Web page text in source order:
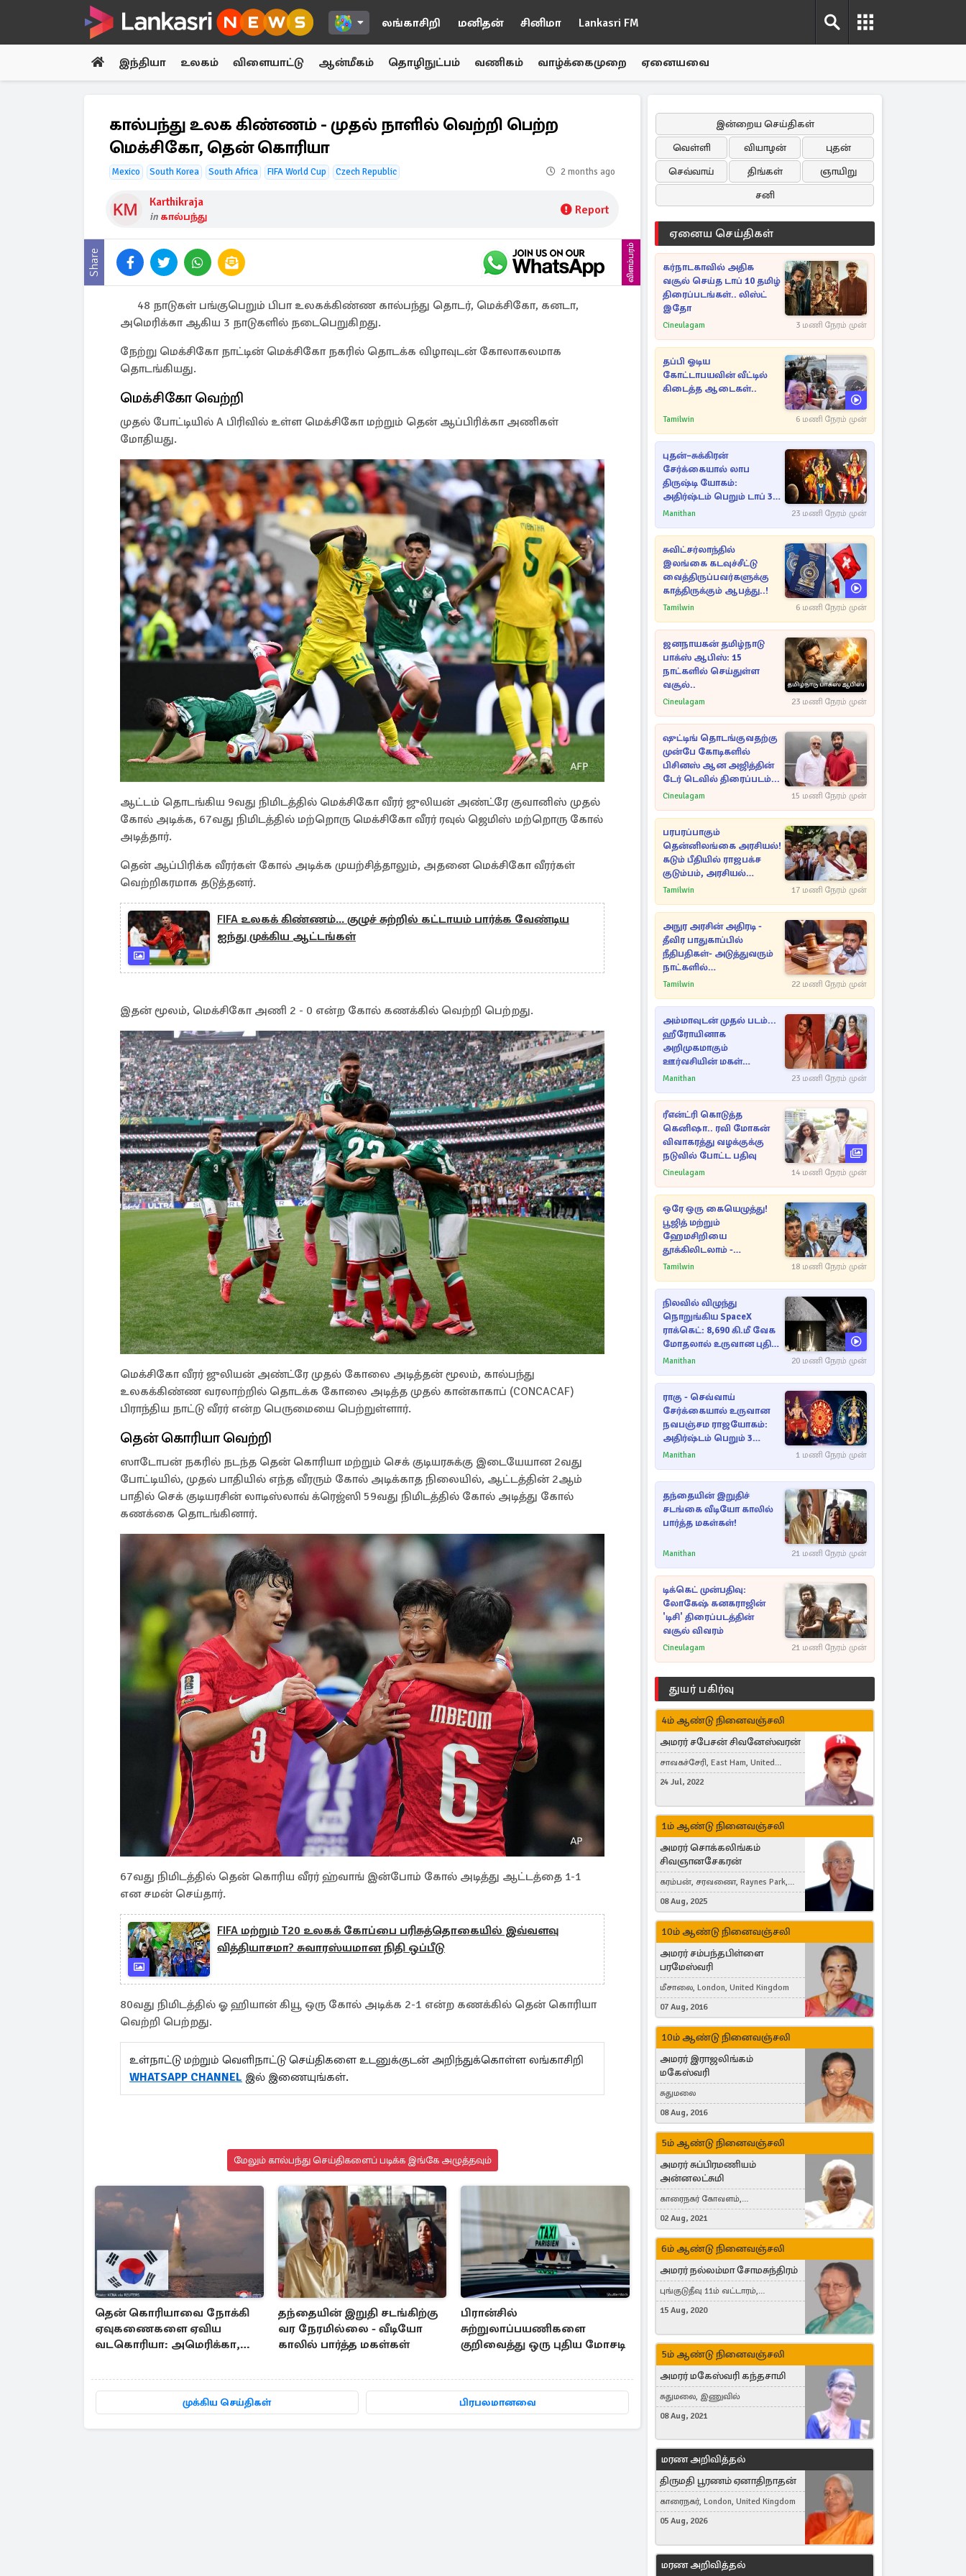
லங்காசிறி மனிதன் சினிமா Lankasri FM
இந்தியா உலகம் விளையாட்டு ஆன்மீகம் தொழிநுட்பம் வணிகம் வாழ்க்கைமுறை ஏனையவை
கால்பந்து உலக கிண்ணம் - முதல் நாளில் வெற்றி பெற்ற
மெக்சிகோ, தென் கொரியா
Mexico South Korea South Africa FIFA World Cup Czech Republic 2 months ago
Karthikraja
in கால்பந்து Report
Share விளம்பரம்
48 நாடுகள் பங்குபெறும் பிபா உலகக்கிண்ண கால்பந்து தொடர், மெக்சிகோ, கனடா,
அமெரிக்கா ஆகிய 3 நாடுகளில் நடைபெறுகிறது.
நேற்று மெக்சிகோ நாட்டின் மெக்சிகோ நகரில் தொடக்க விழாவுடன் கோலாகலமாக
தொடங்கியது.
மெக்சிகோ வெற்றி
முதல் போட்டியில் A பிரிவில் உள்ள மெக்சிகோ மற்றும் தென் ஆப்பிரிக்கா அணிகள்
மோதியது.
ஆட்டம் தொடங்கிய 9வது நிமிடத்தில் மெக்சிகோ வீரர் ஜுலியன் அண்ட்ரே குவானிஸ் முதல்
கோல் அடிக்க, 67வது நிமிடத்தில் மற்றொரு மெக்சிகோ வீரர் ரவுல் ஜெமிஸ் மற்றொரு கோல்
அடித்தார்.
தென் ஆப்பிரிக்க வீரர்கள் கோல் அடிக்க முயற்சித்தாலும், அதனை மெக்சிகோ வீரர்கள்
வெற்றிகரமாக தடுத்தனர்.
FIFA உலகக் கிண்ணம்... குழுச் சுற்றில் கட்டாயம் பார்க்க வேண்டிய
ஐந்து முக்கிய ஆட்டங்கள்
இதன் மூலம், மெக்சிகோ அணி 2 - 0 என்ற கோல் கணக்கில் வெற்றி பெற்றது.
மெக்சிகோ வீரர் ஜுலியன் அண்ட்ரே முதல் கோலை அடித்தன் மூலம், கால்பந்து
உலகக்கிண்ண வரலாற்றில் தொடக்க கோலை அடித்த முதல் கான்காகாப் (CONCACAF)
பிராந்திய நாட்டு வீரர் என்ற பெருமையை பெற்றுள்ளார்.
தென் கொரியா வெற்றி
ஸாடோபன் நகரில் நடந்த தென் கொரியா மற்றும் செக் குடியரசுக்கு இடையேயான 2வது
போட்டியில், முதல் பாதியில் எந்த வீரரும் கோல் அடிக்காத நிலையில், ஆட்டத்தின் 2ஆம்
பாதில் செக் குடியரசின் லாடிஸ்லாவ் க்ரெஜ்ஸி 59வது நிமிடத்தில் கோல் அடித்து கோல்
கணக்கை தொடங்கினார்.
67வது நிமிடத்தில் தென் கொரிய வீரர் ஹ்வாங் இன்போம் கோல் அடித்து ஆட்டத்தை 1-1
என சமன் செய்தார்.
FIFA மற்றும் T20 உலகக் கோப்பை பரிசுத்தொகையில் இவ்வளவு
வித்தியாசமா? சுவாரஸ்யமான நிதி ஒப்பீடு
80வது நிமிடத்தில் ஓ ஹியான் கியூ ஒரு கோல் அடிக்க 2-1 என்ற கணக்கில் தென் கொரியா
வெற்றி பெற்றது.
உள்நாட்டு மற்றும் வெளிநாட்டு செய்திகளை உடனுக்குடன் அறிந்துக்கொள்ள லங்காசிறி
WHATSAPP CHANNEL இல் இணையுங்கள்.
மேலும் கால்பந்து செய்திகளைப் படிக்க இங்கே அழுத்தவும்
தென் கொரியாவை நோக்கி
ஏவுகணைகளை ஏவிய
வடகொரியா: அமெரிக்கா,
தகவல்
தந்தையின் இறுதி சடங்கிற்கு
வர நேரமில்லை - வீடியோ
காலில் பார்த்த மகள்கள்
பிரான்சில்
சுற்றுலாப்பயணிகளை
குறிவைத்து ஒரு புதிய மோசடி
முக்கிய செய்திகள் பிரபலமானவை
இன்றைய செய்திகள்
வெள்ளி
வியாழன்
புதன்
செவ்வாய்
திங்கள்
ஞாயிறு
சனி
ஏனைய செய்திகள்
கர்நாடகாவில் அதிக
வசூல் செய்த டாப் 10 தமிழ்
திரைப்படங்கள்.. லிஸ்ட்
இதோ
Cineulagam 3 மணி நேரம் முன்
தப்பி ஓடிய
கோட்டாபயவின் வீட்டில்
கிடைத்த ஆடைகள்..
Tamilwin 6 மணி நேரம் முன்
புதன்–சுக்கிரன்
சேர்க்கையால் லாப
திருஷ்டி யோகம்:
அதிர்ஷ்டம் பெறும் டாப் 3
ராசிகள்!
Manithan 23 மணி நேரம் முன்
சுவிட்சர்லாந்தில்
இலங்கை கடவுச்சீட்டு
வைத்திருப்பவர்களுக்கு
காத்திருக்கும் ஆபத்து..!
Tamilwin 6 மணி நேரம் முன்
ஜனநாயகன் தமிழ்நாடு
பாக்ஸ் ஆபிஸ்: 15
நாட்களில் செய்துள்ள
வசூல்..
Cineulagam 23 மணி நேரம் முன்
ஷுட்டிங் தொடங்குவதற்கு
முன்பே கோடிகளில்
பிசினஸ் ஆன அஜித்தின்
டேர் டெவில் திரைப்படம்...
Cineulagam 15 மணி நேரம் முன்
பரபரப்பாகும்
தென்னிலங்கை அரசியல்!
கடும் பீதியில் ராஜபக்ச
குடும்பம், அரசியல்
நட்புகள்
Tamilwin 17 மணி நேரம் முன்
அநுர அரசின் அதிரடி -
தீவிர பாதுகாப்பில்
நீதிபதிகள்- அடுத்துவரும்
நாட்களில்
அம்பலமாகவுள்ள ரகசியம்
Tamilwin 22 மணி நேரம் முன்
அம்மாவுடன் முதல் படம்...
ஹீரோயினாக
அறிமுகமாகும்
ஊர்வசியின் மகள்
தேஜலட்சுமி!
Manithan 23 மணி நேரம் முன்
ரீஎன்ட்ரி கொடுத்த
கெனிஷா.. ரவி மோகன்
விவாகரத்து வழக்குக்கு
நடுவில் போட்ட பதிவு
Cineulagam 14 மணி நேரம் முன்
ஒரே ஒரு கையெழுத்து!
பூஜித் மற்றும்
ஹேமசிறியை
தூக்கிலிடலாம் -
அநுரவுக்குச் சென்ற
Tamilwin 18 மணி நேரம் முன்
நிலவில் விழுந்து
நொறுங்கிய SpaceX
ராக்கெட்: 8,690 கி.மீ வேக
மோதலால் உருவான புதிய
பள்ளம்!
Manithan 20 மணி நேரம் முன்
ராகு - செவ்வாய்
சேர்க்கையால் உருவான
நவபஞ்சம ராஜயோகம்:
அதிர்ஷ்டம் பெறும் 3
ராசிகள்!
Manithan 1 மணி நேரம் முன்
தந்தையின் இறுதிச்
சடங்கை வீடியோ காலில்
பார்த்த மகள்கள்!
Manithan 21 மணி நேரம் முன்
டிக்கெட் முன்பதிவு:
லோகேஷ் கனகராஜின்
'டிசி' திரைப்படத்தின்
வசூல் விவரம்
Cineulagam 21 மணி நேரம் முன்
துயர் பகிர்வு
4ம் ஆண்டு நினைவஞ்சலி
அமரர் சபேசன் சிவனேஸ்வரன்
சாவகச்சேரி, East Ham, United
Kingdom
24 Jul, 2022
1ம் ஆண்டு நினைவஞ்சலி
அமரர் சொக்கலிங்கம்
சிவஞானசேகரன்
கரம்பன், சரவணை, Raynes Park,
London, United Kingdom
08 Aug, 2025
10ம் ஆண்டு நினைவஞ்சலி
அமரர் சம்பந்தபிள்ளை
பரமேஸ்வரி
மீசாலை, London, United Kingdom
07 Aug, 2016
10ம் ஆண்டு நினைவஞ்சலி
அமரர் இராஜலிங்கம்
மகேஸ்வரி
சுதுமலை
08 Aug, 2016
5ம் ஆண்டு நினைவஞ்சலி
அமரர் சுப்பிரமணியம்
அன்னலட்சுமி
காரைநகர் கோவளம்,
வெள்ளவத்தை
02 Aug, 2021
6ம் ஆண்டு நினைவஞ்சலி
அமரர் நல்லம்மா சோமசுந்திரம்
புங்குடுதீவு 11ம் வட்டாரம்,
கொட்டாஞ்சேனை
15 Aug, 2020
5ம் ஆண்டு நினைவஞ்சலி
அமரர் மகேஸ்வரி கந்தசாமி
சுதுமலை, இணுவில்
08 Aug, 2021
மரண அறிவித்தல்
திருமதி பூரணம் ஏனாதிநாதன்
காரைநகர், London, United Kingdom
05 Aug, 2026
மரண அறிவித்தல்